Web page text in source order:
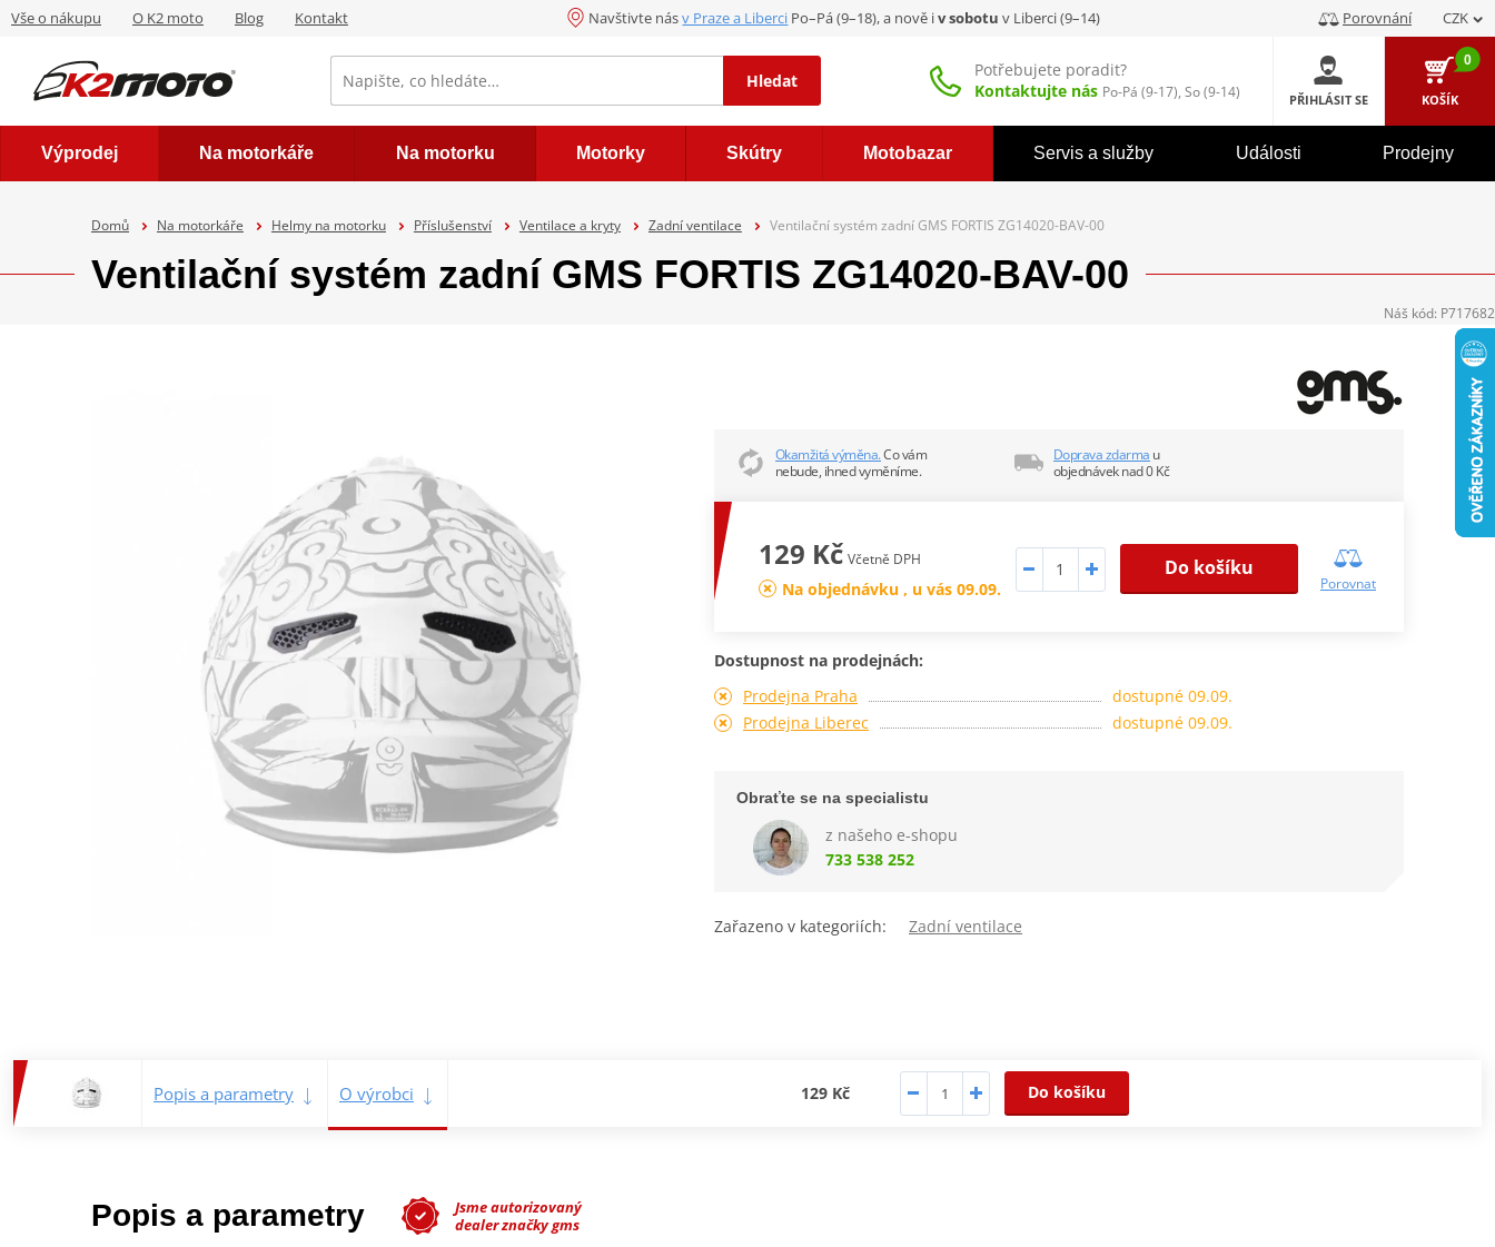
Vše o nákupu O K2 moto Blog Kontakt Navštivte násv Praze a Liberci Po–Pá (9–18), a nově iv sobotu v Liberci (9–14) Porovnání CZK
Hledat
Potřebujete poradit?
Kontaktujte nás Po-Pá (9-17), So (9-14) PŘIHLÁSIT SE
0
KOŠÍK
Výprodej Na motorkáře Na motorku Motorky Skútry Motobazar Servis a služby Události Prodejny
Domů Na motorkáře Helmy na motorku Příslušenství Ventilace a kryty Zadní ventilace Ventilační systém zadní GMS FORTIS ZG14020-BAV-00
Ventilační systém zadní GMS FORTIS ZG14020-BAV-00
Okamžitá výměna.Co vám
nebude, ihned vyměníme.
Doprava zdarma u
objednávek nad 0 Kč
129 Kč Včetně DPH
Na objednávku , u vás 09.09.
Do košíku
Porovnat
Dostupnost na prodejnách:
Prodejna Praha
dostupné 09.09.
Prodejna Liberec
dostupné 09.09.
Obraťte se na specialistu
z našeho e-shopu
733 538 252
Zařazeno v kategoriích: Zadní ventilace
Popis a parametry O výrobci 129 Kč Do košíku
Popis a parametry
Jsme autorizovaný
dealer značky gms
Náš kód: P717682